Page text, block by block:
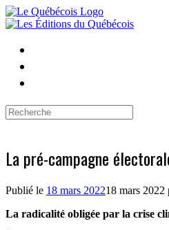
Skip
to
Search
La pré-campagne
Publié le 18 mars 202218 mars 2022
La radicalité obligée par la crise